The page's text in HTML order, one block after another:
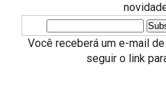
Você receberá um e-mail
seguir o link